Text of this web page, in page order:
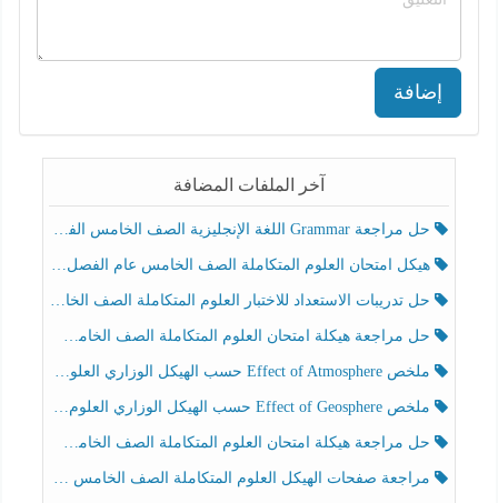
إضافة
آخر الملفات المضافة
حل مراجعة Grammar اللغة الإنجليزية الصف الخامس الفصل الثالث
هيكل امتحان العلوم المتكاملة الصف الخامس عام الفصل الدراسي الثالث 2025-2026
حل تدريبات الاستعداد للاختبار العلوم المتكاملة الصف الخامس عام الفصل الثالث
حل مراجعة هيكلة امتحان العلوم المتكاملة الصف الخامس انسبير الفصل الثالث
ملخص Effect of Atmosphere حسب الهيكل الوزاري العلوم المتكاملة الصف الخامس انسبير الفصل الثالث
ملخص Effect of Geosphere حسب الهيكل الوزاري العلوم المتكاملة الصف الخامس انسبير الفصل الثالث
حل مراجعة هيكلة امتحان العلوم المتكاملة الصف الخامس عام الفصل الثالث
مراجعة صفحات الهيكل العلوم المتكاملة الصف الخامس انسبير الفصل الثالث